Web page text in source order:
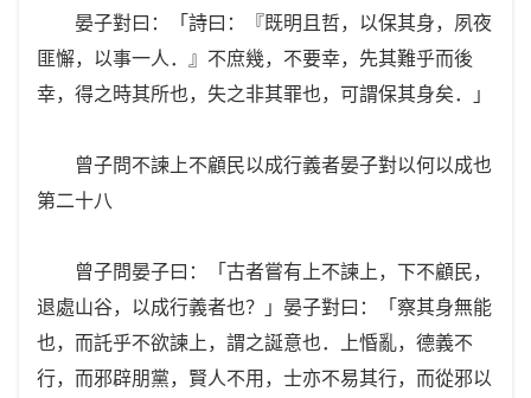
晏子對曰：「詩曰：『既明且哲，以保其身，夙夜
匪懈，以事一人．』不庶幾，不要幸，先其難乎而後
幸，得之時其所也，失之非其罪也，可謂保其身矣．」
曾子問不諫上不顧民以成行義者晏子對以何以成也
第二十八
曾子問晏子曰：「古者嘗有上不諫上，下不顧民，
退處山谷，以成行義者也？」晏子對曰：「察其身無能
也，而託乎不欲諫上，謂之誕意也．上惛亂，德義不
行，而邪辟朋黨，賢人不用，士亦不易其行，而從邪以